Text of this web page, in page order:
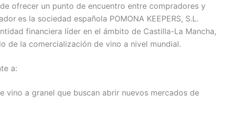
ofrecer un punto de encuentro entre compradores y
es la sociedad española POMONA KEEPERS, S.L.
financiera líder en el ámbito de Castilla-La Mancha,
de la comercialización de vino a nivel mundial.
a:
vino a granel que buscan abrir nuevos mercados de